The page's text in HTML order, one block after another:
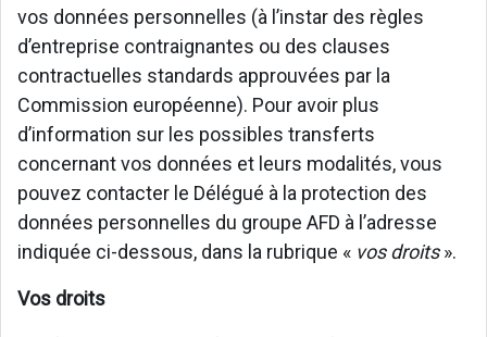
vos données personnelles (à l’instar des règles
d’entreprise contraignantes ou des clauses
contractuelles standards approuvées par la
Commission européenne). Pour avoir plus
d’information sur les possibles transferts
concernant vos données et leurs modalités, vous
pouvez contacter le Délégué à la protection des
données personnelles du groupe AFD à l’adresse
indiquée ci-dessous, dans la rubrique « vos droits».
Vos droits